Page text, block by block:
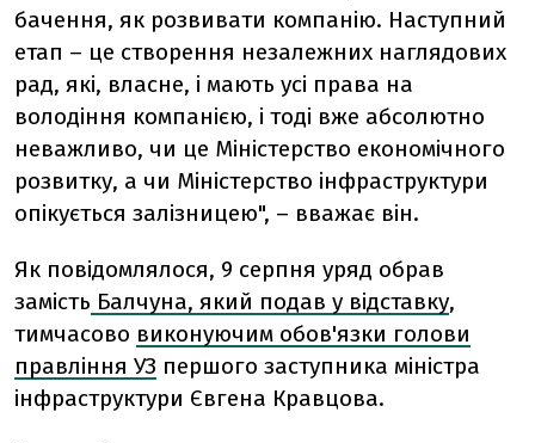
бачення, як розвивати компанію. Наступний
етап – це створення незалежних наглядових
рад, які, власне, і мають усі права на
володіння компанією, і тоді вже абсолютно
неважливо, чи це Міністерство економічного
розвитку, а чи Міністерство інфраструктури
опікується залізницею", – вважає він.
Як повідомлялося, 9 серпня уряд обрав
замість Балчуна, який подав у відставку,
тимчасово виконуючим обов'язки голови
правління УЗ першого заступника міністра
інфраструктури Євгена Кравцова.